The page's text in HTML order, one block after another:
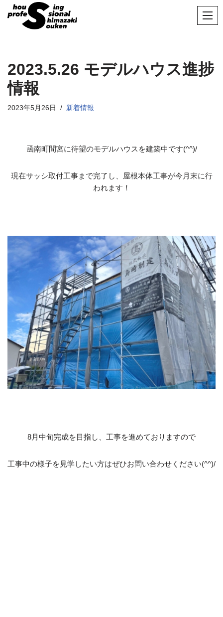
ン
ツ
へ
ス
キ
2023.5.26 モデルハウス進捗
情報
2023年5月26日 新着情報
函南町間宮に待望のモデルハウスを建築中です(^^)/
現在サッシ取付工事まで完了し、屋根本体工事が今月末に行
われます！
8月中旬完成を目指し、工事を進めておりますので
工事中の様子を見学したい方はぜひお問い合わせください(^^)/